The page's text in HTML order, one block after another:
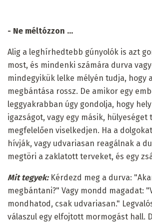
- Ne méltózzon ...
Alig a leghírhedtebb gúnyolók is azt
most, és mindenki számára durva
mindegyikük lelke mélyén tudja, hogy
megbántása rossz. De amikor egy
leggyakrabban úgy gondolja, hogy
igazságot, vagy egy másik, hülyeséget
megfelelően viselkedjen. Ha a
hívják, vagy udvariasan reagálnak a
megtöri a zaklatott terveket, és egy
Mit tegyek:Kérdezd meg a durva:
megbántani?" Vagy mondd magadat:
mondhatod, csak udvariasan."
válaszul egy elfojtott mormogást hall.